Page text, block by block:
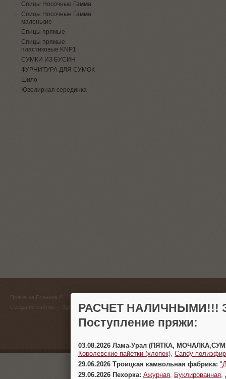
Спицы Носочные Гамма
Спицы Носочные Гамма
маленькие
Спицы прямые
Спицы прямые
пластиковые KNP1
СУМКИ ИЗ БУСИН
ФУРНИТУРА ДЛЯ СУМОК
Шило
Ювелирная серединка
Пряжа на Есенина ©
Создание сайтов
(383)
г.
РАСЧЕТ НАЛИЧНЫМИ!!!
Поступление пряжи:
03.08.2026 Лама-Урал (ПЯТКА,
Королевские пайетки (хлопок) Candy
29.06.2026 Троицкая камвольная фабрика:
29.06.2026 Пехорка: Ажурная Буклированная